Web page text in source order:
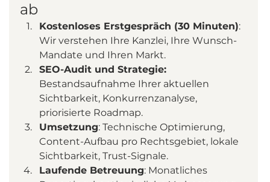
ab
Kostenloses Erstgespräch (30 Minuten):
Wir verstehen Ihre Kanzlei, Ihre Wunsch-
Mandate und Ihren Markt.
SEO-Audit und Strategie:
Bestandsaufnahme Ihrer aktuellen
Sichtbarkeit, Konkurrenzanalyse,
priorisierte Roadmap.
Umsetzung: Technische Optimierung,
Content-Aufbau pro Rechtsgebiet, lokale
Sichtbarkeit, Trust-Signale.
Laufende Betreuung: Monatliches